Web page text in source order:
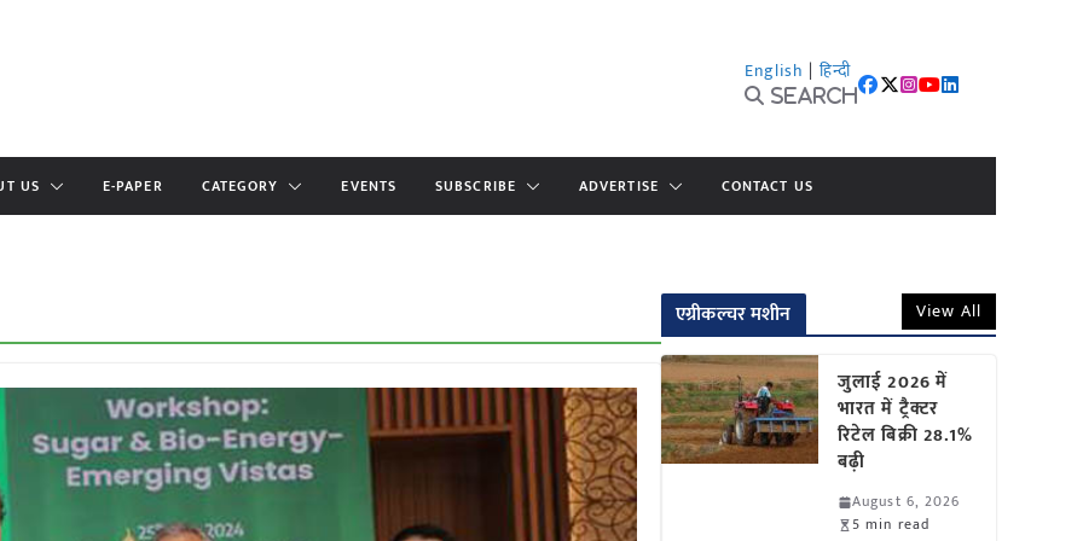
English | हिन्दी
Search
US E-PAPER CATEGORY EVENTS SUBSCRIBE ADVERTISE CONTACT US
एग्रीकल्चर मशीन View All
जुलाई 2026 में
भारत में ट्रैक्टर
रिटेल बिक्री 28.1%
बढ़ी
August 6, 2026
5 min read